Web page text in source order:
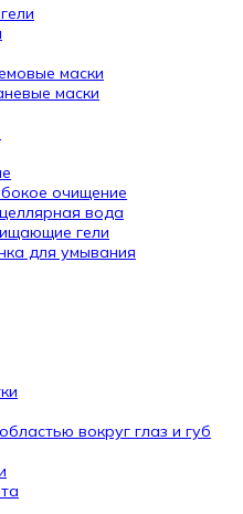
маски
маски
очищение
вода
гели
для умывания
вокруг глаз и губ